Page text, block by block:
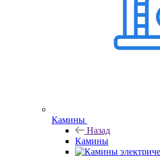
Камины
Назад
Камины